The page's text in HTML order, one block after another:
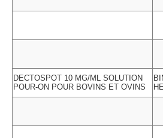
DECTOSPOT 10 MG/ML SOLUTION
POUR-ON POUR BOVINS ET OVINS